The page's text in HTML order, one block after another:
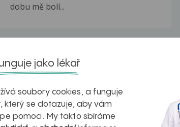
dobu mě bolí...
jako lékař
soubory cookies, a funguje
který se dotazuje, aby vám
pomoci. My takto sbíráme